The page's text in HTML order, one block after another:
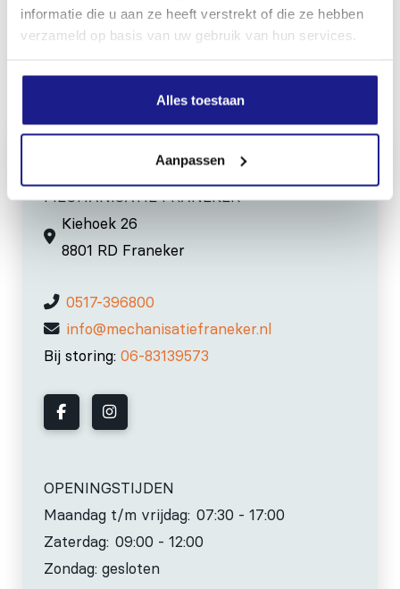
informatie die u aan ze heeft verstrekt of die ze hebben
verzameld op basis van uw gebruik van hun services.
Alles toestaan
Aanpassen
Inhoud door
MECHANISATIE FRANEKER
Kiehoek 26
8801 RD Franeker
0517-396800
info@mechanisatiefraneker.nl
Bij storing: 06-83139573
OPENINGSTIJDEN
Maandag t/m vrijdag: 07:30 - 17:00
Zaterdag: 09:00 - 12:00
Zondag: gesloten